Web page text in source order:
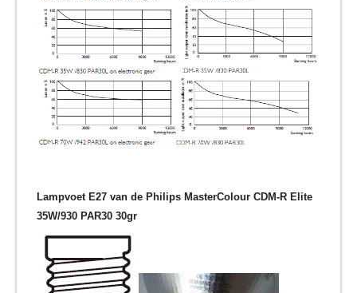
Lampvoet E27 van de Philips MasterColour CDM-R Elite
35W/930 PAR30 30gr